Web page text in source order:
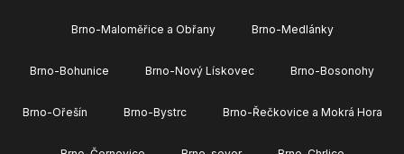
Brno-Maloměřice a Obřany Brno-Medlánky
Brno-Bohunice Brno-Nový Lískovec Brno-Bosonohy
Brno-Ořešín Brno-Bystrc Brno-Řečkovice a Mokrá Hora